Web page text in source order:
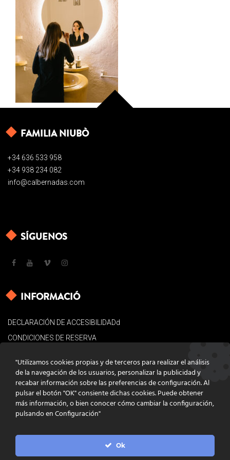
FAMILIA NIUBÒ
+34 636 533 958
+34 938 234 082
info@calbernadas.com
SÍGUENOS
INFORMACIÓ
DECLARACIÓN DE ACCESIBILIDADd
CONDICIONES DE RESERVA
POLÍTICA DE COOKIES
CONTACTO
"Utilizamos cookies propias y de terceros para realizar el análisis
de la navegación de los usuarios, personalizar la publicidad y
recabar información sobre las preferencias de configuración. Al
pulsar el botón "OK" consiente dichas cookies. Puede obtener
más información, o bien conocer cómo cambiar la configuración,
pulsando en Configuración"
Ok